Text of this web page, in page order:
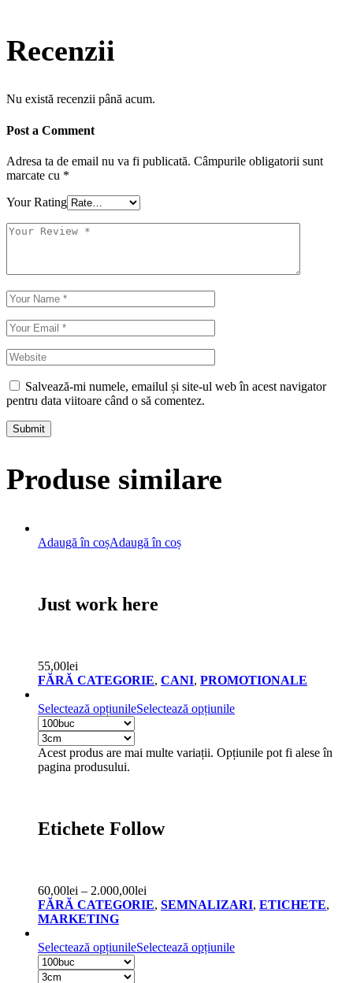
Recenzii
Nu există recenzii până acum.
Post a Comment
Adresa ta de email nu va fi publicată. Câmpurile obligatorii sunt
marcate cu *
Your Rating
Salvează-mi numele, emailul și site-ul web în acest navigator
pentru data viitoare când o să comentez.
Submit
Produse similare
Adaugă în coșAdaugă în coș
Just work here
55,00lei
FĂRĂ CATEGORIE, CANI, PROMOTIONALE
Selectează opțiunileSelectează opțiunile
Acest produs are mai multe variații. Opțiunile pot fi alese în
pagina produsului.
Etichete Follow
60,00lei – 2.000,00lei
FĂRĂ CATEGORIE, SEMNALIZARI, ETICHETE,
MARKETING
Selectează opțiunileSelectează opțiunile